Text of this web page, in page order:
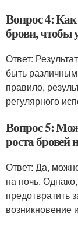
Вопрос 4:
брови, чтобы
Ответ:
быть
правило,
регулярного
Вопрос 5:
роста бровей
Ответ: Да,
на ночь.
предотвратить
возникновение